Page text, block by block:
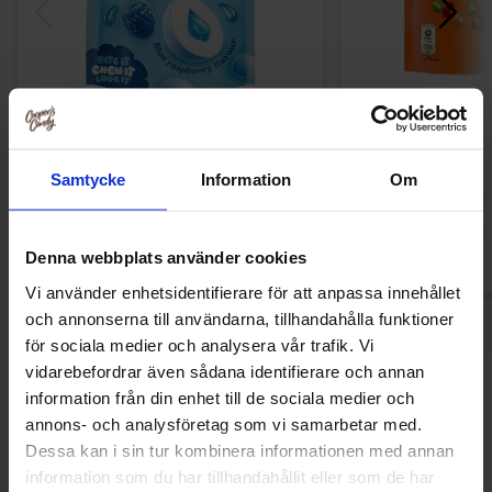
Samtycke Information Om
Denna webbplats använder cookies
Vi använder enhetsidentifierare för att anpassa innehållet
och annonserna till användarna, tillhandahålla funktioner
för sociala medier och analysera vår trafik. Vi
vidarebefordrar även sådana identifierare och annan
information från din enhet till de sociala medier och
annons- och analysföretag som vi samarbetar med.
Dessa kan i sin tur kombinera informationen med annan
information som du har tillhandahållit eller som de har
Malaco Chewit Blue Raspberry 115g
17.90 kr
Skittles
Andre kunne lide